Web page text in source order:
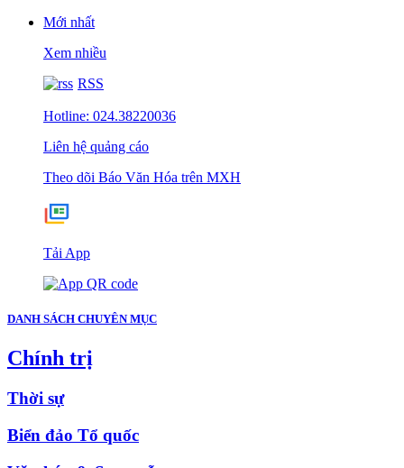
Mới nhất
Xem nhiều
RSS
Hotline: 024.38220036
Liên hệ quảng cáo
Theo dõi Báo Văn Hóa trên MXH
Tải App
DANH SÁCH CHUYÊN MỤC
Chính trị
Thời sự
Biển đảo Tổ quốc